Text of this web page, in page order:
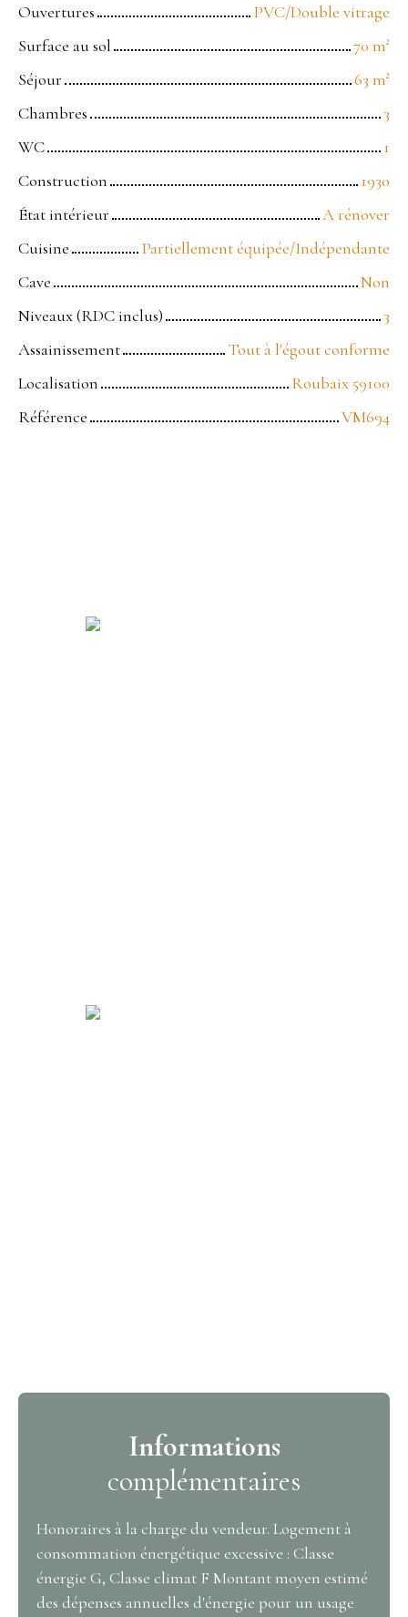
Ouvertures
PVC/Double vitrage
Surface au sol
70 m²
Séjour
63 m²
Chambres
3
WC
1
Construction
1930
État intérieur
A rénover
Cuisine
Partiellement équipée/Indépendante
Cave
Non
Niveaux (RDC inclus)
3
Assainissement
Tout à l'égout conforme
Localisation
Roubaix 59100
Référence
VM694
Informations
complémentaires
Honoraires à la charge du vendeur. Logement à
consommation énergétique excessive : Classe
énergie G, Classe climat F Montant moyen estimé
des dépenses annuelles d'énergie pour un usage